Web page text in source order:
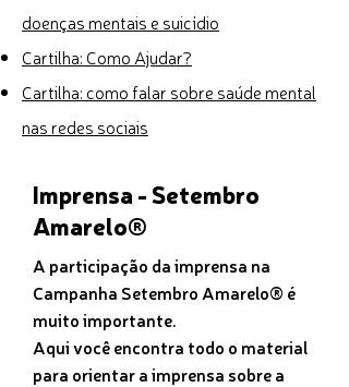
doenças mentais e suicídio
Cartilha: Como Ajudar?
Cartilha: como falar sobre saúde mental
nas redes sociais
Imprensa - Setembro
Amarelo®
A participação da imprensa na
Campanha Setembro Amarelo® é
muito importante.
Aqui você encontra todo o material
para orientar a imprensa sobre a